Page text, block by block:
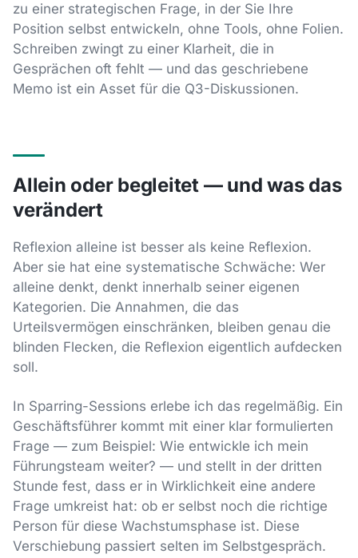
zu einer strategischen Frage, in der Sie Ihre
Position selbst entwickeln, ohne Tools, ohne Folien.
Schreiben zwingt zu einer Klarheit, die in
Gesprächen oft fehlt — und das geschriebene
Memo ist ein Asset für die Q3-Diskussionen.
Allein oder begleitet — und was das
verändert
Reflexion alleine ist besser als keine Reflexion.
Aber sie hat eine systematische Schwäche: Wer
alleine denkt, denkt innerhalb seiner eigenen
Kategorien. Die Annahmen, die das
Urteilsvermögen einschränken, bleiben genau die
blinden Flecken, die Reflexion eigentlich aufdecken
soll.
In Sparring-Sessions erlebe ich das regelmäßig. Ein
Geschäftsführer kommt mit einer klar formulierten
Frage — zum Beispiel: Wie entwickle ich mein
Führungsteam weiter? — und stellt in der dritten
Stunde fest, dass er in Wirklichkeit eine andere
Frage umkreist hat: ob er selbst noch die richtige
Person für diese Wachstumsphase ist. Diese
Verschiebung passiert selten im Selbstgespräch.